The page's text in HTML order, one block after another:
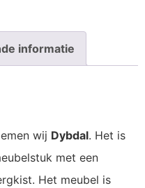
informatie
wij Dybdal. Het is
met een
Het meubel is